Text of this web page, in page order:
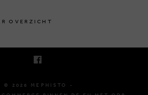
OVERZICHT
© 2026 MEPHISTO -